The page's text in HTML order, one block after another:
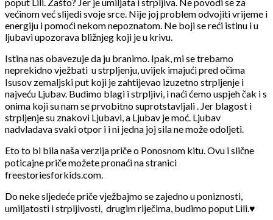
većinom već slijedi svoje srce. Nije joj problem odvojiti vrijeme i
energiju i pomoći nekom nepoznatom. Ne boji se reći istinu i u
ljubavi upozorava bližnjeg koji je u krivu.
Istina nas obavezuje da ju branimo. Ipak, mi se trebamo
neprekidno vježbati u strpljenju, uvijek imajući pred očima
Isusov zemaljski put koji je zahtijevao izuzetno strpljenje i
najveću Ljubav. Budimo blagi i strpljivi, i naći ćemo uspjeh čak i s
onima koji su nam se prvobitno suprotstavljali . Jer blagost i
strpljenje su znakovi Ljubavi, a Ljubav je moć. Ljubav
nadvladava svaki otpor i i ni jedna joj sila ne može odoljeti.
Eto to bi bila naša verzija priče o Ponosnom kitu. Ovu i slične
poticajne priče možete pronaći na stranici
freestoriesforkids.com.
Do neke sljedeće priče vježbajmo se zajedno u poniznosti,
umiljatosti i strpljivosti, drugim riječima, budimo poput Lili.♥